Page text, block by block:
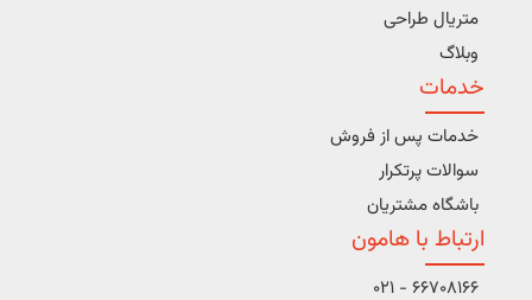
متریال طراحی
وبلاگ
خدمات
خدمات پس از فروش
سوالات پرتکرار
باشگاه مشتریان
ارتباط با هامون
66708166 - 021